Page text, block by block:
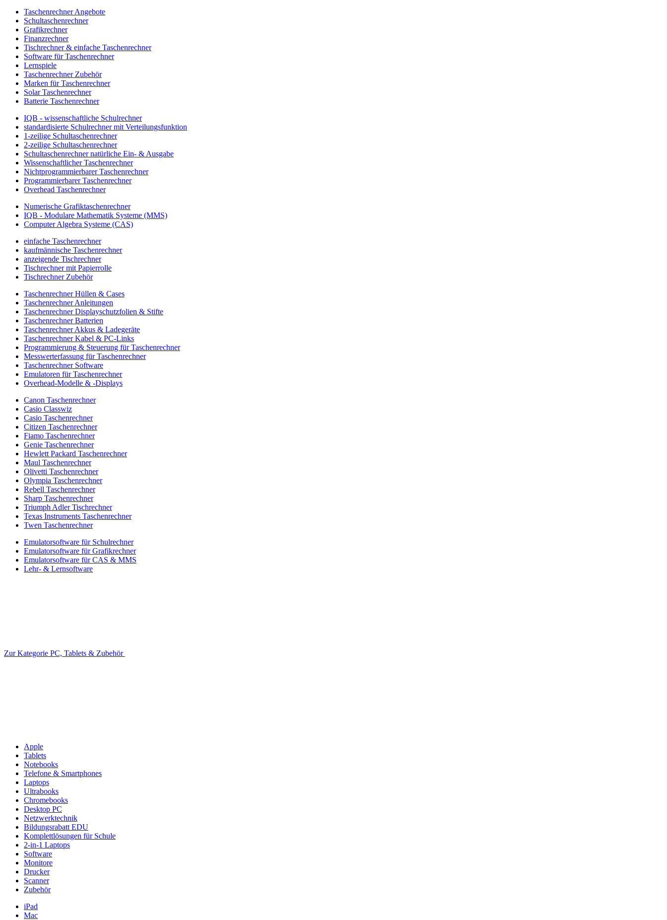
Taschenrechner Angebote
Schultaschenrechner
Grafikrechner
Finanzrechner
Tischrechner & einfache Taschenrechner
Software für Taschenrechner
Lernspiele
Taschenrechner Zubehör
Marken für Taschenrechner
Solar Taschenrechner
Batterie Taschenrechner
IQB - wissenschaftliche Schulrechner
standardisierte Schulrechner mit Verteilungsfunktion
1-zeilige Schultaschenrechner
2-zeilige Schultaschenrechner
Schultaschenrechner natürliche Ein- & Ausgabe
Wissenschaftlicher Taschenrechner
Nichtprogrammierbarer Taschenrechner
Programmierbarer Taschenrechner
Overhead Taschenrechner
Numerische Grafiktaschenrechner
IQB - Modulare Mathematik Systeme (MMS)
Computer Algebra Systeme (CAS)
einfache Taschenrechner
kaufmännische Taschenrechner
anzeigende Tischrechner
Tischrechner mit Papierrolle
Tischrechner Zubehör
Taschenrechner Hüllen & Cases
Taschenrechner Anleitungen
Taschenrechner Displayschutzfolien & Stifte
Taschenrechner Batterien
Taschenrechner Akkus & Ladegeräte
Taschenrechner Kabel & PC-Links
Programmierung & Steuerung für Taschenrechner
Messwerterfassung für Taschenrechner
Taschenrechner Software
Emulatoren für Taschenrechner
Overhead-Modelle & -Displays
Canon Taschenrechner
Casio Classwiz
Casio Taschenrechner
Citizen Taschenrechner
Fiamo Taschenrechner
Genie Taschenrechner
Hewlett Packard Taschenrechner
Maul Taschenrechner
Olivetti Taschenrechner
Olympia Taschenrechner
Rebell Taschenrechner
Sharp Taschenrechner
Triumph Adler Tischrechner
Texas Instruments Taschenrechner
Twen Taschenrechner
Emulatorsoftware für Schulrechner
Emulatorsoftware für Grafikrechner
Emulatorsoftware für CAS & MMS
Lehr- & Lernsoftware
Zur Kategorie PC, Tablets & Zubehör
Apple
Tablets
Notebooks
Telefone & Smartphones
Laptops
Ultrabooks
Chromebooks
Desktop PC
Netzwerktechnik
Bildungsrabatt EDU
Komplettlösungen für Schule
2-in-1 Laptops
Software
Monitore
Drucker
Scanner
Zubehör
iPad
Mac